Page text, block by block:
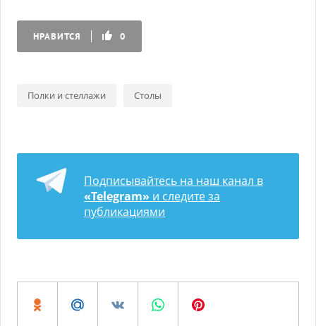
НРАВИТСЯ 0
Полки и стеллажи Столы
Подписывайтесь на наш канал в
«Telegram» и следите за
публикациями